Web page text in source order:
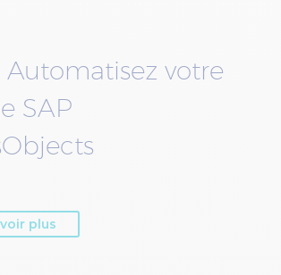
Automatisez votre
SAP
plus